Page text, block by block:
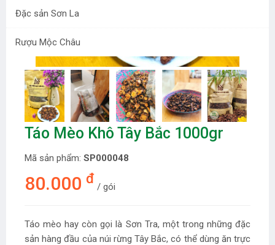
Đặc sản Sơn La
Rượu Mộc Châu
Táo Mèo Khô Tây Bắc 1000gr
Mã sản phẩm: SP000048
80.000 đ
/ gói
Táo mèo hay còn gọi là Sơn Tra, một trong những đặc
sản hàng đầu của núi rừng Tây Bắc, có thể dùng ăn trực